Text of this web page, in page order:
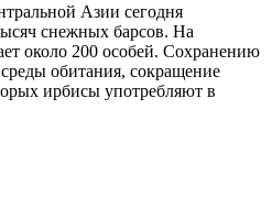
Азии сегодня
снежных барсов. На
около 200 особей. Сохранению
обитания, сокращение
ирбисы употребляют в